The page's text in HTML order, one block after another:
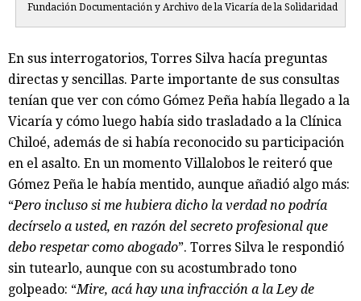
Fundación Documentación y Archivo de la Vicaría de la Solidaridad
En sus interrogatorios, Torres Silva hacía preguntas
directas y sencillas. Parte importante de sus consultas
tenían que ver con cómo Gómez Peña había llegado a la
Vicaría y cómo luego había sido trasladado a la Clínica
Chiloé, además de si había reconocido su participación
en el asalto. En un momento Villalobos le reiteró que
Gómez Peña le había mentido, aunque añadió algo más:
“Pero incluso si me hubiera dicho la verdad no podría
decírselo a usted, en razón del secreto profesional que
debo respetar como abogado”. Torres Silva le respondió
sin tutearlo, aunque con su acostumbrado tono
golpeado: “Mire, acá hay una infracción a la Ley de